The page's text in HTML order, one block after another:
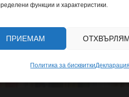
функции и характеристики.
ПРИЕМАМ
Политика за бисквитки